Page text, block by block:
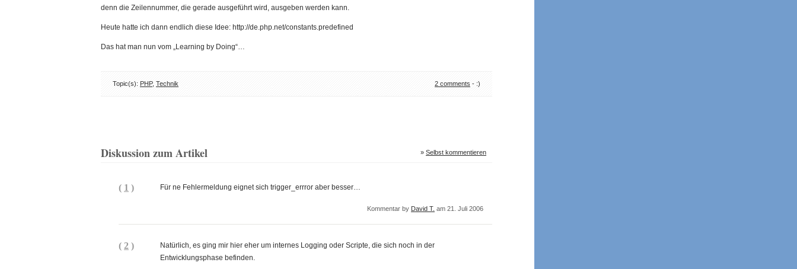
denn die Zeilennummer, die gerade ausgeführt wird, ausgeben werden kann.
Heute hatte ich dann endlich diese Idee: http://de.php.net/constants.predefined
Das hat man nun vom „Learning by Doing“…
Topic(s): PHP, Technik 2 comments - :)
Diskussion zum Artikel » Selbst kommentieren
( 1 ) Für ne Fehlermeldung eignet sich trigger_errror aber besser…
Kommentar by David T. am 21. Juli 2006
( 2 )
Natürlich, es ging mir hier eher um internes Logging oder Scripte, die sich noch in der
Entwicklungsphase befinden.